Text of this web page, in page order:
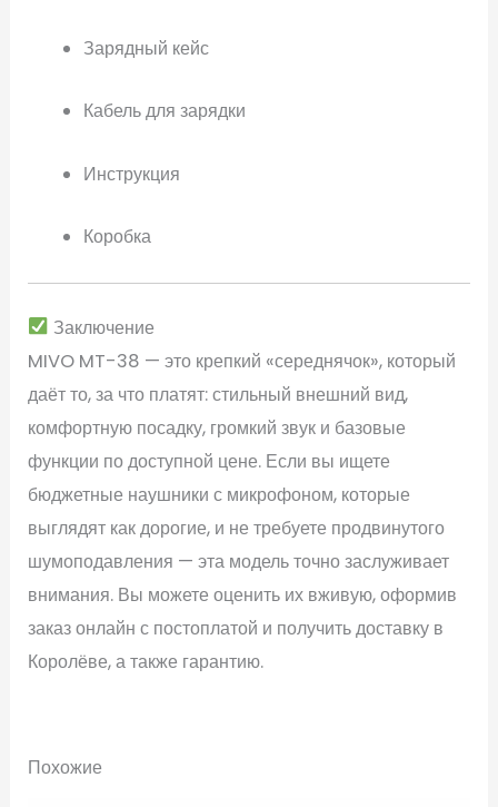
Зарядный кейс
Кабель для зарядки
Инструкция
Коробка
Заключение
MIVO MT-38 — это крепкий «середнячок», который
даёт то, за что платят: стильный внешний вид,
комфортную посадку, громкий звук и базовые
функции по доступной цене. Если вы ищете
бюджетные наушники с микрофоном, которые
выглядят как дорогие, и не требуете продвинутого
шумоподавления — эта модель точно заслуживает
внимания. Вы можете оценить их вживую, оформив
заказ онлайн с постоплатой и получить доставку в
Королёве, а также гарантию.
Похожие